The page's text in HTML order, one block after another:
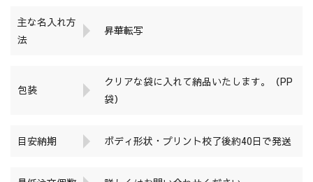
主な名入れ方
法
昇華転写
包装
クリアな袋に入れて納品いたします。（PP
袋）
目安納期 ボディ形状・プリント校了後約40日で発送